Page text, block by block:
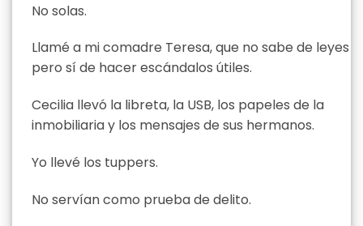
No solas.
Llamé a mi comadre Teresa, que no sabe de leyes
pero sí de hacer escándalos útiles.
Cecilia llevó la libreta, la USB, los papeles de la
inmobiliaria y los mensajes de sus hermanos.
Yo llevé los tuppers.
No servían como prueba de delito.